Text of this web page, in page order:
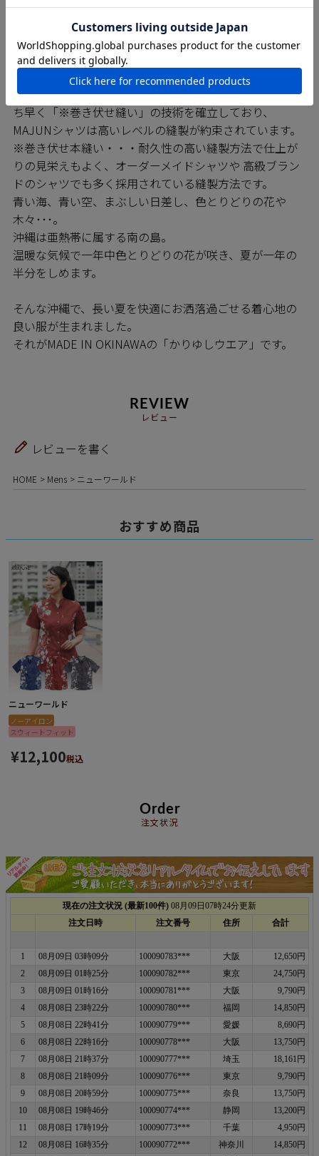
SEWING 縫製のこだわり
MAJUNシャツは日進商会の子会社で基幹工場であるニチ
ハン繊維の熟練の技をもつ職人たちによって一枚一枚丁
寧に縫われています。弊社の縫製工場では沖縄県内でい
ち早く「※巻き伏せ縫い」の技術を確立しており、
MAJUNシャツは高いレベルの縫製が約束されています。
※巻き伏せ本縫い・・・耐久性の高い縫製方法で仕上が
りの見栄えもよく、オーダーメイドシャツや 高級ブラン
ドのシャツでも多く採用されている縫製方法です。
青い海、青い空、まぶしい日差し、色とりどりの花や
木々･･･。
沖縄は亜熱帯に属する南の島。
温暖な気候で一年中色とりどりの花が咲き、夏が一年の
半分をしめます。
そんな沖縄で、長い夏を快適にお洒落過ごせる着心地の
良い服が生まれました。
それがMADE IN OKINAWAの「かりゆしウエア」です。
REVIEW
レビュー
レビューを書く
HOME Mens ニューワールド
おすすめ商品
ニューワールド
ノーアイロン
スウィートフィット
¥12,100税込
Order
注文状況